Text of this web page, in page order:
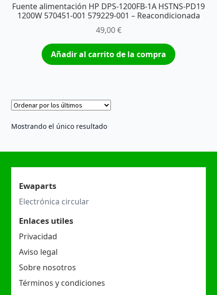
Fuente alimentación HP DPS-1200FB-1A HSTNS-PD19
1200W 570451-001 579229-001 – Reacondicionada
49,00€
Añadir al carrito de la compra
Mostrando el único resultado
Ewaparts
Electrónica circular
Enlaces utiles
Privacidad
Aviso legal
Sobre nosotros
Términos y condiciones